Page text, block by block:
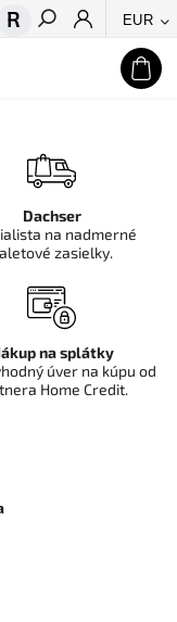
EUR
Hľadať
Dachser
na nadmerné
zasielky.
na splátky
úver na kúpu od
Home Credit.